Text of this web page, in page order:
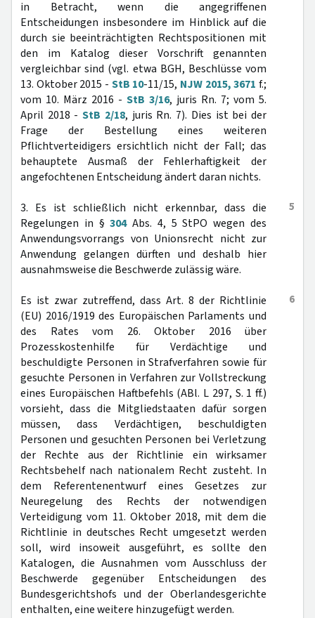
in Betracht, wenn die angegriffenen
Entscheidungen insbesondere im Hinblick auf die
durch sie beeinträchtigten Rechtspositionen mit
den im Katalog dieser Vorschrift genannten
vergleichbar sind (vgl. etwa BGH, Beschlüsse vom
13. Oktober 2015 - StB 10-11/15, NJW 2015, 3671 f.;
vom 10. März 2016 - StB 3/16, juris Rn. 7; vom 5.
April 2018 -StB 2/18, juris Rn. 7). Dies ist bei der
Frage der Bestellung eines weiteren
Pflichtverteidigers ersichtlich nicht der Fall; das
behauptete Ausmaß der Fehlerhaftigkeit der
angefochtenen Entscheidung ändert daran nichts.
5
3. Es ist schließlich nicht erkennbar, dass die
Regelungen in §304Abs. 4, 5 StPO wegen des
Anwendungsvorrangs von Unionsrecht nicht zur
Anwendung gelangen dürften und deshalb hier
ausnahmsweise die Beschwerde zulässig wäre.
6
Es ist zwar zutreffend, dass Art. 8 der Richtlinie
(EU) 2016/1919 des Europäischen Parlaments und
des Rates vom 26. Oktober 2016 über
Prozesskostenhilfe für Verdächtige und
beschuldigte Personen in Strafverfahren sowie für
gesuchte Personen in Verfahren zur Vollstreckung
eines Europäischen Haftbefehls (ABl. L 297, S. 1 ff.)
vorsieht, dass die Mitgliedstaaten dafür sorgen
müssen, dass Verdächtigen, beschuldigten
Personen und gesuchten Personen bei Verletzung
der Rechte aus der Richtlinie ein wirksamer
Rechtsbehelf nach nationalem Recht zusteht. In
dem Referentenentwurf eines Gesetzes zur
Neuregelung des Rechts der notwendigen
Verteidigung vom 11. Oktober 2018, mit dem die
Richtlinie in deutsches Recht umgesetzt werden
soll, wird insoweit ausgeführt, es sollte den
Katalogen, die Ausnahmen vom Ausschluss der
Beschwerde gegenüber Entscheidungen des
Bundesgerichtshofs und der Oberlandesgerichte
enthalten, eine weitere hinzugefügt werden.